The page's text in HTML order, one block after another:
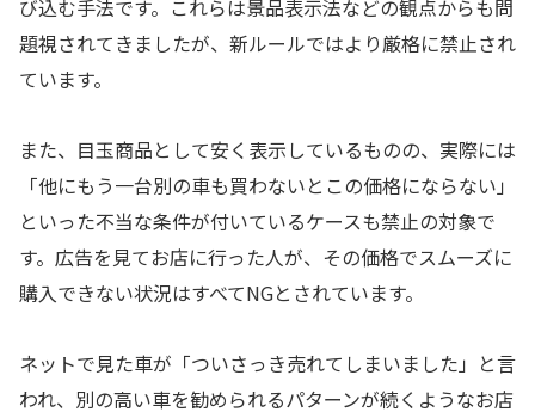
び込む手法です。これらは景品表示法などの観点からも問
題視されてきましたが、新ルールではより厳格に禁止され
ています。
また、目玉商品として安く表示しているものの、実際には
「他にもう一台別の車も買わないとこの価格にならない」
といった不当な条件が付いているケースも禁止の対象で
す。広告を見てお店に行った人が、その価格でスムーズに
購入できない状況はすべてNGとされています。
ネットで見た車が「ついさっき売れてしまいました」と言
われ、別の高い車を勧められるパターンが続くようなお店